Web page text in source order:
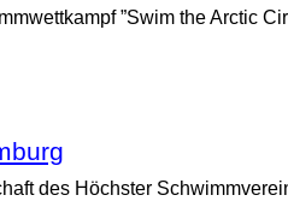
”Swim the Arctic
des Höchster